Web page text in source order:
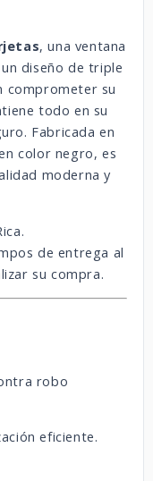
, una ventana
diseño de triple
comprometer su
todo en su
Fabricada en
color negro, es
moderna y
de entrega al
su compra.
robo
eficiente.